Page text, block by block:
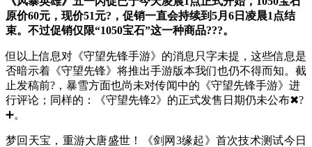
原价60元，现价51元?，促销一直会持续到5月6日凌晨1点结
束。不过促销仅限“1050宝石”这一种商品???。
但以上信息对《守望先锋手游》的消息只字未提，这些信息是
否暗示着《守望先锋》将推出手游版本我们也仍不得而知。截
止发稿前?，暴雪方面也尚未对传闻中的《守望先锋手游》进
行评论；同样的：《守望先锋2》的正式发售日期仍未公布✖?
➕。
梦回天宝，重游大唐盛世！《剑网3缘起》首次技术测试今日